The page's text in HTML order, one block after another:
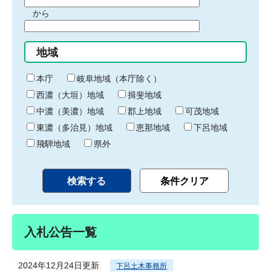
間
始
り
から
間
終
わ
り
地域
本庁
岐阜地域（本庁除く）
西濃（大垣）地域
揖斐地域
中濃（美濃）地域
郡上地域
可茂地域
東濃（多治見）地域
恵那地域
下呂地域
飛騨地域
県外
入札公告一覧
2024年12月24日更新 下呂土木事務所